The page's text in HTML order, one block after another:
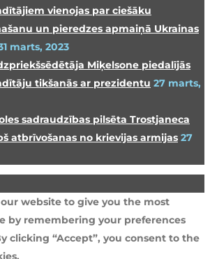
vienojas par ciešāku
un pieredzes apmaiņā Ukrainas
marts, 2023
Miķelsone piedalījās
tikšanās ar prezidentu 27 marts,
sadraudzības pilsēta Trostjaneca
atbrīvošanas no krievijas armijas 27
website to give you the most
by remembering your preferences
clicking “Accept”, you consent to the